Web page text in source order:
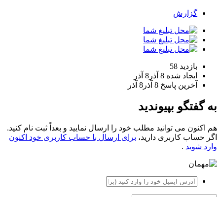
گزارش
بازدید 58
ایجاد شده 8 آذر
8 آذر
آخرین پاسخ 8 آذر 8 آذر
به گفتگو بپیوندید
هم اکنون می توانید مطلب خود را ارسال نمایید و بعداً ثبت نام کنید.
اگر حساب کاربری دارید، برای ارسال با حساب کاربری خود اکنون
وارد شوید .